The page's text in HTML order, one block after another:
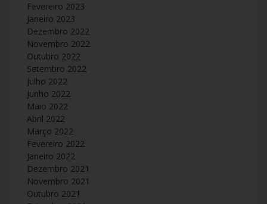
Fevereiro 2023
Janeiro 2023
Dezembro 2022
Novembro 2022
Outubro 2022
Setembro 2022
Julho 2022
Junho 2022
Maio 2022
Abril 2022
Março 2022
Fevereiro 2022
Janeiro 2022
Dezembro 2021
Novembro 2021
Outubro 2021